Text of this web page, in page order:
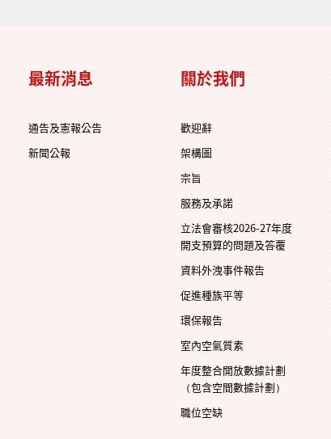
最新消息
通告及憲報公告
新聞公報
關於我們
歡迎辭
架構圖
宗旨
服務及承諾
立法會審核2026-27年度
開支預算的問題及答覆
資料外洩事件報告
促進種族平等
環保報告
室內空氣質素
年度整合開放數據計劃
（包含空間數據計劃）
職位空缺